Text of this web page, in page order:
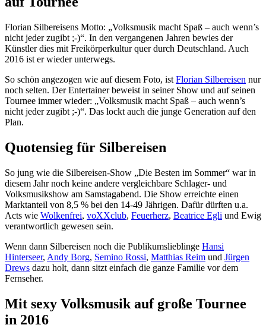
Florian Silbereisens Motto: „Volksmusik macht Spaß – auch wenn’s
nicht jeder zugibt ;-)“. In den vergangenen Jahren bewies der
Künstler dies mit Freikörperkultur quer durch Deutschland. Auch
2016 ist er wieder unterwegs.
So schön angezogen wie auf diesem Foto, ist Florian Silbereisen nur
noch selten. Der Entertainer beweist in seiner Show und auf seinen
Tournee immer wieder: „Volksmusik macht Spaß – auch wenn’s
nicht jeder zugibt ;-)“. Das lockt auch die junge Generation auf den
Plan.
Quotensieg für Silbereisen
So jung wie die Silbereisen-Show „Die Besten im Sommer“ war in
diesem Jahr noch keine andere vergleichbare Schlager- und
Volksmusikshow am Samstagabend. Die Show erreichte einen
Marktanteil von 8,5 % bei den 14-49 Jährigen. Dafür dürften u.a.
Acts wie Wolkenfrei, voXXclub, Feuerherz, Beatrice Egli und Ewig
verantwortlich gewesen sein.
Wenn dann Silbereisen noch die Publikumslieblinge Hansi
Hinterseer, Andy Borg, Semino Rossi, Matthias Reim und Jürgen
Drews dazu holt, dann sitzt einfach die ganze Familie vor dem
Fernseher.
Mit sexy Volksmusik auf große Tournee
in 2016